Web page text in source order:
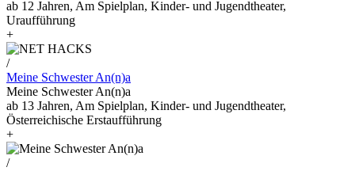
ab 12 Jahren, Am Spielplan, Kinder- und Jugendtheater,
Uraufführung
+
/
Meine Schwester An(n)a
Meine Schwester An(n)a
ab 13 Jahren, Am Spielplan, Kinder- und Jugendtheater,
Österreichische Erstaufführung
+
/